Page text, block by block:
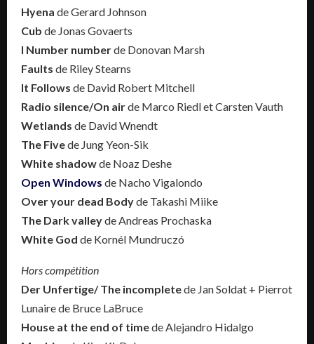
Hyena de Gerard Johnson
Cub de Jonas Govaerts
I Number numberde Donovan Marsh
Faults de Riley Stearns
It Follows de David Robert Mitchell
Radio silence/On airde Marco Riedl et Carsten Vauth
Wetlands de David Wnendt
The Fivede Jung Yeon-Sik
White shadowde Noaz Deshe
Open Windows de Nacho Vigalondo
Over your dead Bodyde Takashi Miike
The Dark valleyde Andreas Prochaska
White God de Kornél Mundruczó
Hors compétition
Der Unfertige/ The incompletede Jan Soldat + Pierrot
Lunaire de Bruce LaBruce
House at the end of timede Alejandro Hidalgo